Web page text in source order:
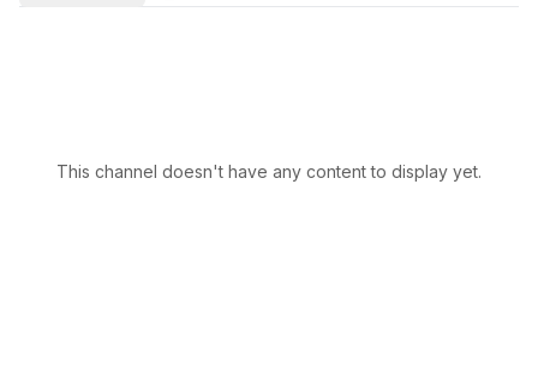
This channel doesn't have any content to display yet.